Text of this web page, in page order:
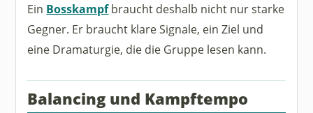
Ein Bosskampfbraucht deshalb nicht nur starke
Gegner. Er braucht klare Signale, ein Ziel und
eine Dramaturgie, die die Gruppe lesen kann.
Balancing und Kampftempo